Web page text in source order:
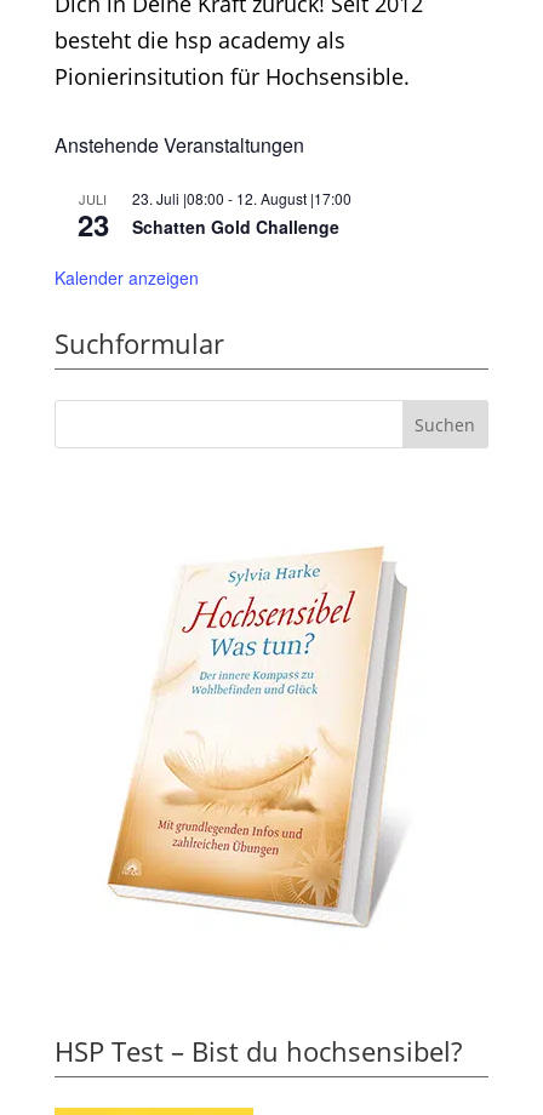
besteht die hsp academy als
Pionierinsitution für Hochsensible.
Anstehende Veranstaltungen
JULI
23
23. Juli |08:00 - 12. August |17:00
Schatten Gold Challenge
Kalender anzeigen
Suchformular
HSP Test – Bist du hochsensibel?